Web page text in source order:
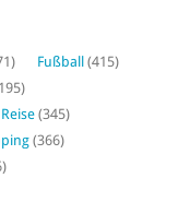
Fußball (415)
Reise (345)
(366)